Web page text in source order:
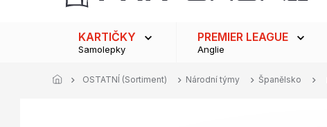
KARTIČKY
Samolepky
PREMIER LEAGUE
Anglie
OSTATNÍ (Sortiment) Národní týmy Španělsko